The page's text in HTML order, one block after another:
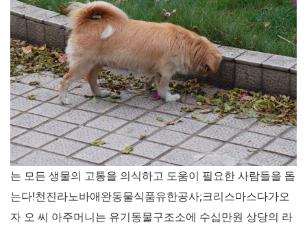
는 모든 생물의 고통을 의식하고 도움이 필요한 사람들을 돕
는다!천진라노바애완동물식품유한공사;크리스마스다가오
자 오 씨 아주머니는 유기동물구조소에 수십만원 상당의 라